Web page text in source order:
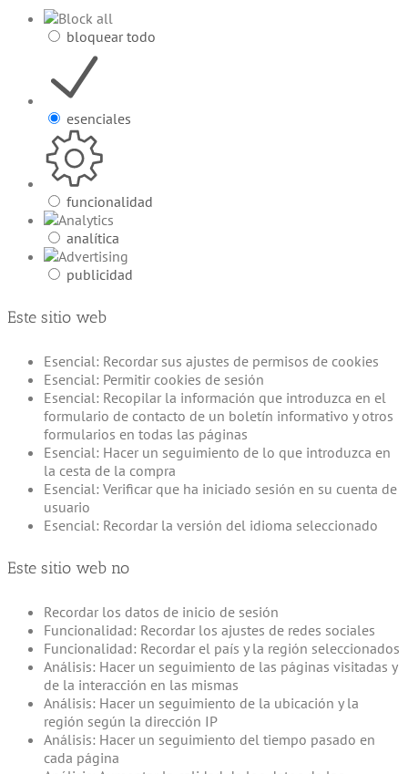
bloquear todo
esenciales
funcionalidad
analítica
publicidad
Este sitio web
Esencial: Recordar sus ajustes de permisos de cookies
Esencial: Permitir cookies de sesión
Esencial: Recopilar la información que introduzca en el
formulario de contacto de un boletín informativo y otros
formularios en todas las páginas
Esencial: Hacer un seguimiento de lo que introduzca en
la cesta de la compra
Esencial: Verificar que ha iniciado sesión en su cuenta de
usuario
Esencial: Recordar la versión del idioma seleccionado
Este sitio web no
Recordar los datos de inicio de sesión
Funcionalidad: Recordar los ajustes de redes sociales
Funcionalidad: Recordar el país y la región seleccionados
Análisis: Hacer un seguimiento de las páginas visitadas y
de la interacción en las mismas
Análisis: Hacer un seguimiento de la ubicación y la
región según la dirección IP
Análisis: Hacer un seguimiento del tiempo pasado en
cada página